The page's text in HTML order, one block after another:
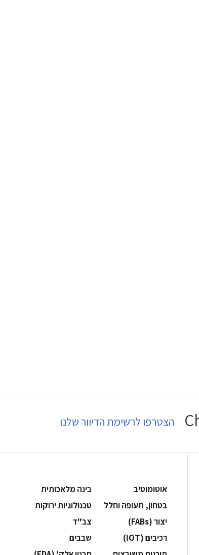
הצטרפו לרשימת הדיוור שלנו
אוטומוטיב
בינה מלאכותית
בטחון, תעופה וחלל
‫טכנולוגיות ירוקות‬
‫יצור (‪(FABs‬‬
‫צב"ד‬
‫רכיבים‬ (IOT)
‫שבבים‬